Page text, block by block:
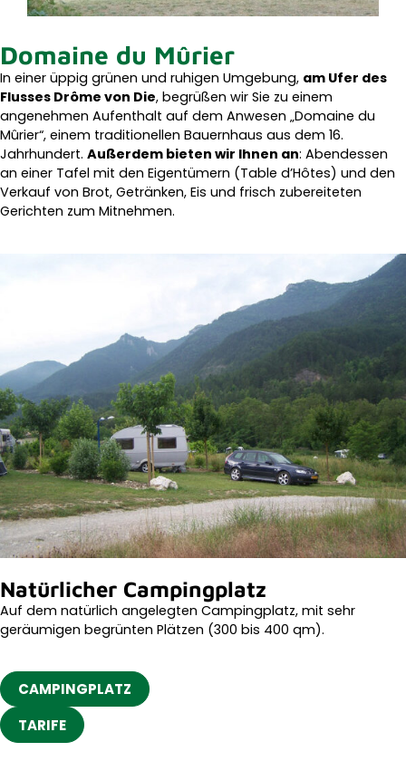
Domaine du Mûrier
In einer üppig grünen und ruhigen Umgebung, am Ufer des
Flusses Drôme von Die, begrüßen wir Sie zu einem
angenehmen Aufenthalt auf dem Anwesen „Domaine du
Mûrier“, einem traditionellen Bauernhaus aus dem 16.
Jahrhundert. Außerdem bieten wir Ihnen an: Abendessen
an einer Tafel mit den Eigentümern (Table d’Hôtes) und den
Verkauf von Brot, Getränken, Eis und frisch zubereiteten
Gerichten zum Mitnehmen.
Natürlicher Campingplatz
Auf dem natürlich angelegten Campingplatz, mit sehr
geräumigen begrünten Plätzen (300 bis 400 qm).
CAMPINGPLATZ
TARIFE